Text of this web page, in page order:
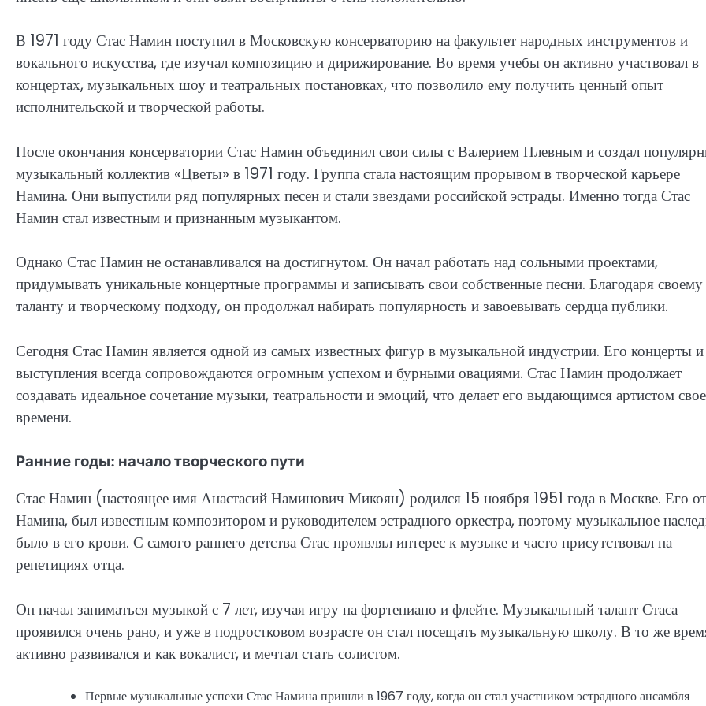
В 1971 году Стас Намин поступил в Московскую консерваторию на факультет народных инструментов и
вокального искусства, где изучал композицию и дирижирование. Во время учебы он активно участвовал в
концертах, музыкальных шоу и театральных постановках, что позволило ему получить ценный опыт
исполнительской и творческой работы.
После окончания консерватории Стас Намин объединил свои силы с Валерием Плевным и создал
музыкальный коллектив «Цветы» в 1971 году. Группа стала настоящим прорывом в творческой карьере
Намина. Они выпустили ряд популярных песен и стали звездами российской эстрады. Именно тогда Стас
Намин стал известным и признанным музыкантом.
Однако Стас Намин не останавливался на достигнутом. Он начал работать над сольными проектами,
придумывать уникальные концертные программы и записывать свои собственные песни. Благодаря своему
таланту и творческому подходу, он продолжал набирать популярность и завоевывать сердца публики.
Сегодня Стас Намин является одной из самых известных фигур в музыкальной индустрии. Его концерты и
выступления всегда сопровождаются огромным успехом и бурными овациями. Стас Намин продолжает
создавать идеальное сочетание музыки, театральности и эмоций, что делает его выдающимся артистом
времени.
Ранние годы: начало творческого пути
Стас Намин (настоящее имя Анастасий Наминович Микоян) родился 15 ноября 1951 года в Москве. Его
Намина, был известным композитором и руководителем эстрадного оркестра, поэтому музыкальное
было в его крови. С самого раннего детства Стас проявлял интерес к музыке и часто присутствовал на
репетициях отца.
Он начал заниматься музыкой с 7 лет, изучая игру на фортепиано и флейте. Музыкальный талант Стаса
проявился очень рано, и уже в подростковом возрасте он стал посещать музыкальную школу. В то же
активно развивался и как вокалист, и мечтал стать солистом.
Первые музыкальные успехи Стас Намина пришли в 1967 году, когда он стал участником эстрадного ансамбля